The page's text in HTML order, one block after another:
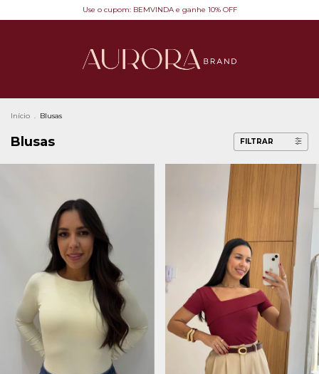
Use o cupom: BEMVINDA e ganhe 10% OFF
Início . Blusas
Blusas FILTRAR